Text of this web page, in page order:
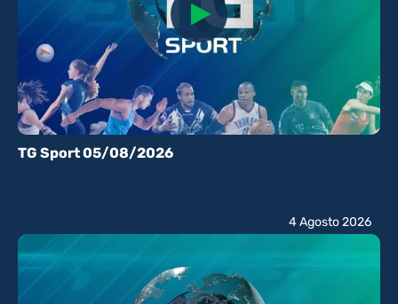
TG Sport 05/08/2026
4 Agosto 2026